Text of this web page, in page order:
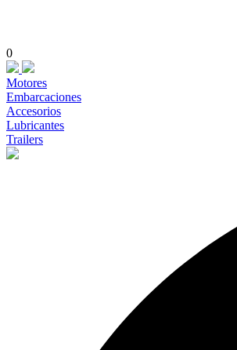
0
Motores
Embarcaciones
Accesorios
Lubricantes
Trailers